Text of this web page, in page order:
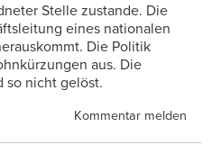
Stelle zustande. Die
eines nationalen
Die Politik
aus. Die
so nicht gelöst.
Kommentar melden